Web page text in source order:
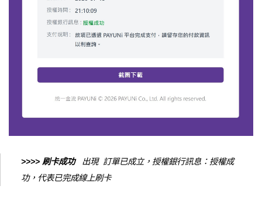
>>>> 刷卡成功出現 訂單已成立，授權銀行訊息：授權成
功，代表已完成線上刷卡